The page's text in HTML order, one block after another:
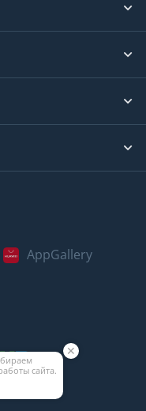
AppGallery
сайта.
✕